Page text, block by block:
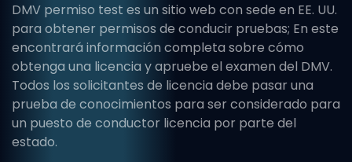
DMV permiso test es un sitio web con sede en EE. UU.
para obtener permisos de conducir pruebas; En este
encontrará información completa sobre cómo
obtenga una licencia y apruebe el examen del DMV.
Todos los solicitantes de licencia debe pasar una
prueba de conocimientos para ser considerado para
un puesto de conductor licencia por parte del
estado.